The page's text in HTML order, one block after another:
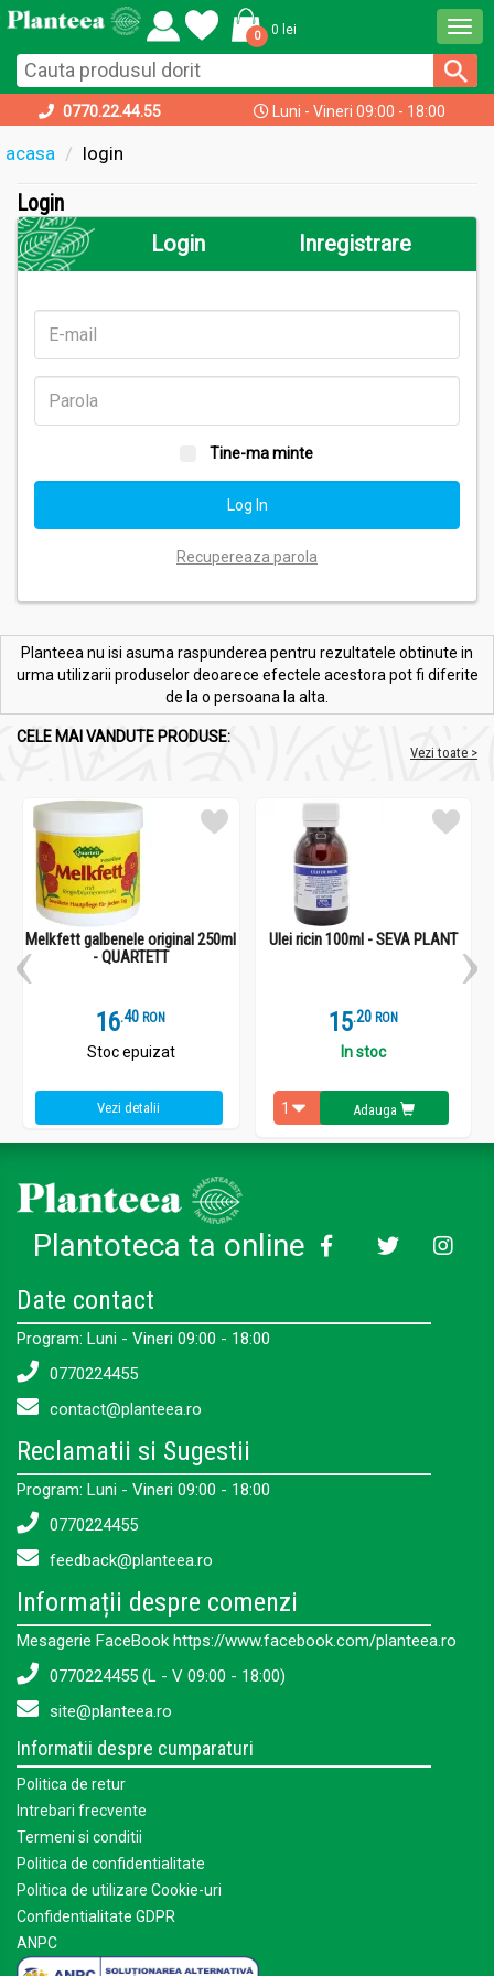
0 0 lei
0770.22.44.55 Luni - Vineri 09:00 - 18:00
acasa login
Login
Login
Inregistrare
Tine-ma minte
Recupereaza parola
Planteea nu isi asuma raspunderea pentru rezultatele obtinute in
urma utilizarii produselor deoarece efectele acestora pot fi diferite
de la o persoana la alta.
CELE MAI VANDUTE PRODUSE:
Vezi toate >
Melkfett galbenele original 250ml
- QUARTETT
16.4 RON
Stoc epuizat
Vezi detalii
Ulei ricin 100ml - SEVA PLANT
15.2 RON
In stoc
Adauga
Plantoteca ta online
Date contact
Program: Luni - Vineri 09:00 - 18:00
0770224455
contact@planteea.ro
Reclamatii si Sugestii
Program: Luni - Vineri 09:00 - 18:00
0770224455
feedback@planteea.ro
Informații despre comenzi
Mesagerie FaceBook https://www.facebook.com/planteea.ro
0770224455 (L - V 09:00 - 18:00)
site@planteea.ro
Informatii despre cumparaturi
Politica de retur
Intrebari frecvente
Termeni si conditii
Politica de confidentialitate
Politica de utilizare Cookie-uri
Confidentialitate GDPR
ANPC